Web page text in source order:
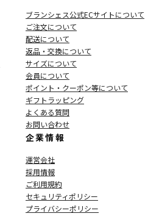
ブランシェス公式ECサイトについて
ご注文について
配送について
返品・交換について
サイズについて
会員について
ポイント・クーポン等について
ギフトラッピング
よくある質問
お問い合わせ
企業情報
運営会社
採用情報
ご利用規約
セキュリティポリシー
プライバシーポリシー